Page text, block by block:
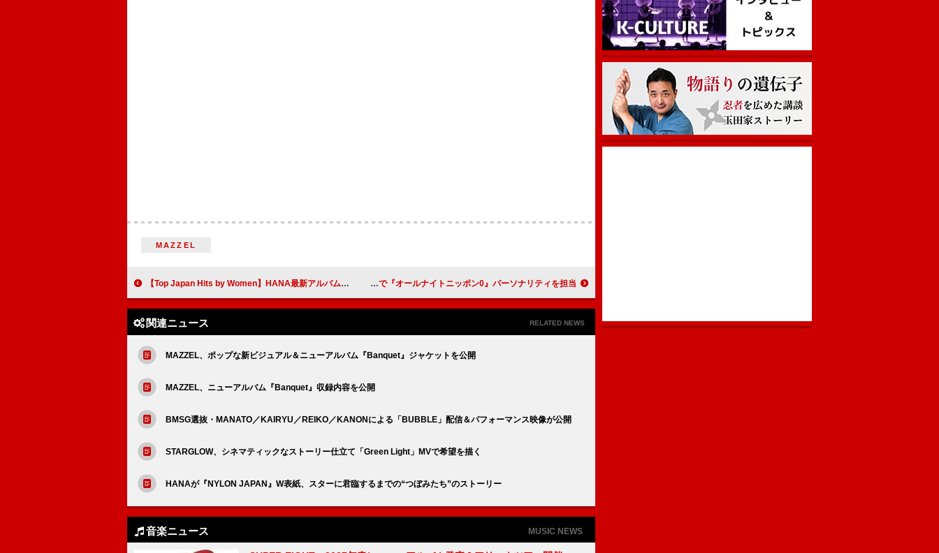
MAZZEL
【Top Japan Hits by Women】HANA最新アルバム曲など初登場でリストイン SWEET STEADY、メンバー全員で『オールナイトニッポン0』パーソナリティを担当
関連ニュース RELATED NEWS
MAZZEL、ポップな新ビジュアル＆ニューアルバム『Banquet』ジャケットを公開
MAZZEL、ニューアルバム『Banquet』収録内容を公開
BMSG選抜・MANATO／KAIRYU／REIKO／KANONによる「BUBBLE」配信＆パフォーマンス映像が公開
STARGLOW、シネマティックなストーリー仕立て「Green Light」MVで希望を描く
HANAが『NYLON JAPAN』W表紙、スターに君臨するまでの“つぼみたち”のストーリー
音楽ニュース MUSIC NEWS